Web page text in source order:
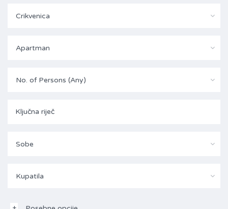
Crikvenica
Apartman
No. of Persons (Any)
Sobe
Kupatila